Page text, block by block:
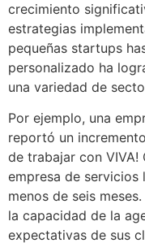
crecimiento
estrategias
pequeñas startups
personalizado ha
una variedad de
Por ejemplo, una
reportó un
de trabajar con VIVA!
empresa de servicios
menos de seis
la capacidad de la
expectativas de sus